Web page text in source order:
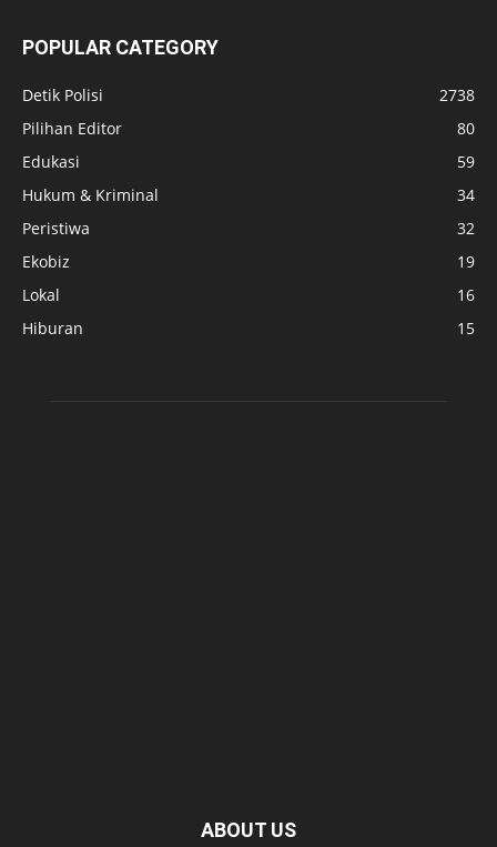
POPULAR CATEGORY
Detik Polisi
2738
Pilihan Editor
80
Edukasi
59
Hukum & Kriminal
34
Peristiwa
32
Ekobiz
19
Lokal
16
Hiburan
15
ABOUT US